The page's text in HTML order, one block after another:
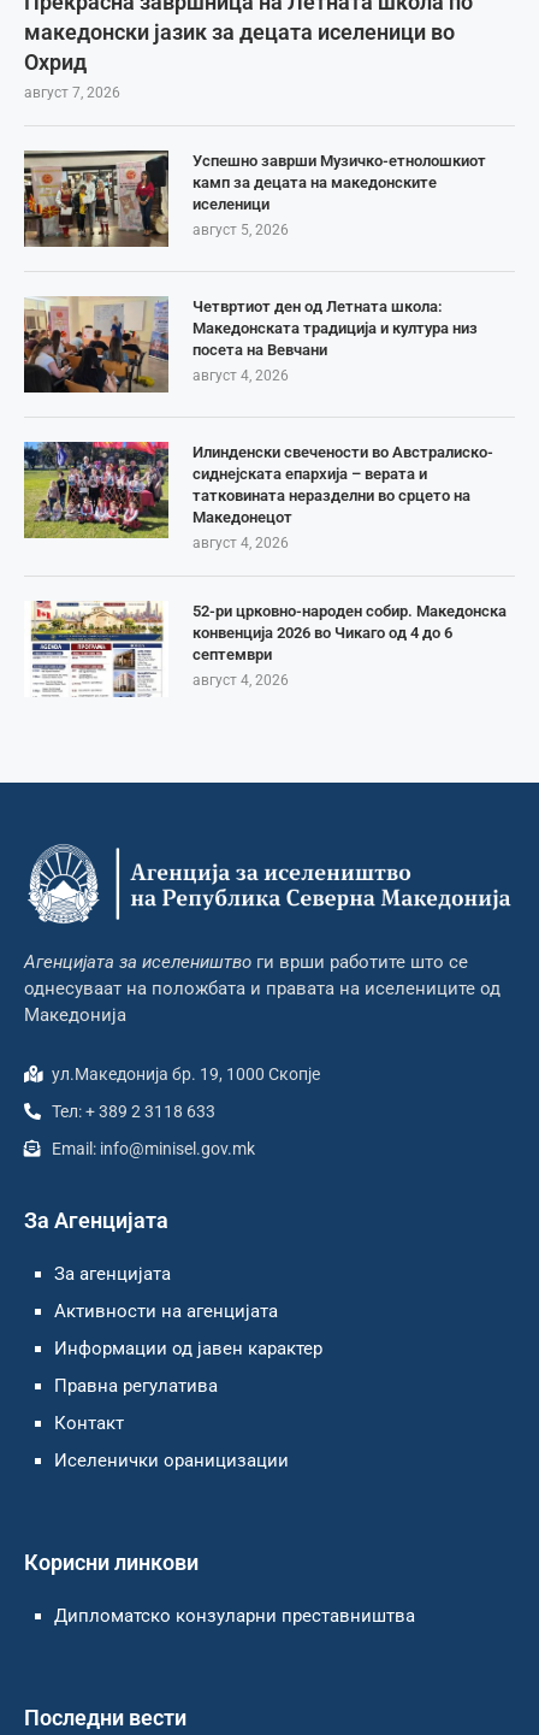
македонски јазик за децата иселеници во
Охрид
август 7, 2026
Успешно заврши Музичко-етнолошкиот
камп за децата на македонските
иселеници
август 5, 2026
Четвртиот ден од Летната школа:
Македонската традиција и култура низ
посета на Вевчани
август 4, 2026
Илинденски свечености во Австралиско-
сиднејската епархија – верата и
татковината неразделни во срцето на
Македонецот
август 4, 2026
52-ри црковно-народен собир. Македонска
конвенција 2026 во Чикаго од 4 до 6
септември
август 4, 2026
Агенцијата за иселеништво ги врши работите што се
однесуваат на положбата и правата на иселениците од
Македонија
ул.Македонија бр. 19, 1000 Скопје
Тел: + 389 2 3118 633
Email: info@minisel.gov.mk
За Агенцијата
За агенцијата
Активности на агенцијата
Информации од јавен карактер
Правна регулатива
Контакт
Иселенички ораницизации
Корисни линкови
Дипломатско конзуларни преставништва
Последни вести